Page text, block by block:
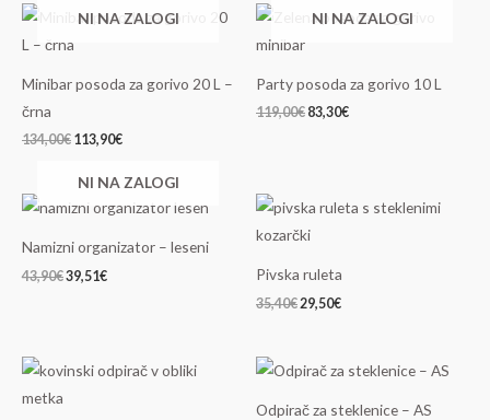
NI NA ZALOGI
Minibar posoda za gorivo 20 L –
črna
134,00€
Izvirna
cena
je
134,00€.
113,90€
Trenutna
cena
NI NA ZALOGI
Party posoda za gorivo 10 L
119,00€
Izvirna
cena
119,00€.
83,30€
Trenutna
cena
NI NA ZALOGI
Namizni organizator – leseni
43,90€
cena
bila:
43,90€.
39,51€
cena
39,51€.
Pivska ruleta
35,40€
Izvirna
cena
je
35,40€.
29,50€
Trenutna
cena
Odpirač za steklenice – AS